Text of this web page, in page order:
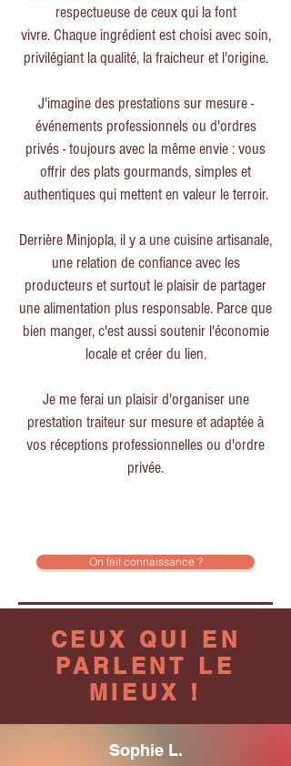
respectueuse de ceux qui la font
vivre.Chaque ingrédient est choisi avec soin,
privilégiant la qualité, la fraicheur et l'origine.
J'imagine des prestations sur mesure -
événements professionnels ou d'ordres
privés - toujours avec la même envie : vous
offrir des plats gourmands, simples et
authentiques qui mettent en valeur le terroir.
Derrière Minjopla, il y a une cuisine artisanale,
une relation de confiance avec les
producteurs et surtout le plaisir de partager
une alimentation plus responsable. Parce que
bien manger, c'est aussi soutenir l'économie
locale et créer du lien.
Je me ferai un plaisir d'organiser une
prestation traiteur sur mesure et adaptée à
vos réceptions professionnelles ou d'ordre
privée.
On fait connaissance ?
CEUX QUI EN
PARLENT LE
MIEUX !
Sophie L.